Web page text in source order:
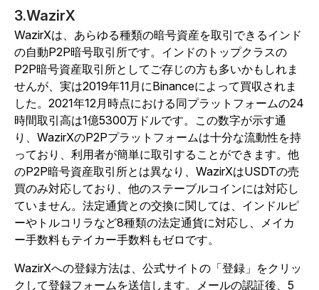
3.WazirX
WazirXは、あらゆる種類の暗号資産を取引できるインド
の自動P2P暗号取引所です。インドのトップクラスの
P2P暗号資産取引所としてご存じの方も多いかもしれま
せんが、実は2019年11月にBinanceによって買収されま
した。2021年12月時点における同プラットフォームの24
時間取引高は1億5300万ドルです。この数字が示す通
り、WazirXのP2Pプラットフォームは十分な流動性を持
っており、利用者が簡単に取引することができます。他
のP2P暗号資産取引所とは異なり、WazirXはUSDTの売
買のみ対応しており、他のステーブルコインには対応し
ていません。法定通貨との交換に関しては、インドルピ
ーやトルコリラなど8種類の法定通貨に対応し、メイカ
ー手数料もテイカー手数料もゼロです。
WazirXへの登録方法は、公式サイトの「登録」をクリッ
クして登録フォームを送信します。メールの認証後、5